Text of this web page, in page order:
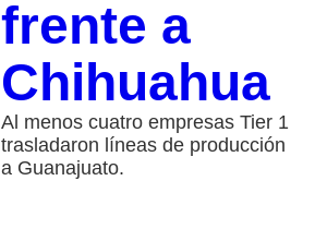
frente a
Chihuahua
Al menos cuatro empresas Tier 1
trasladaron líneas de producción
a Guanajuato.